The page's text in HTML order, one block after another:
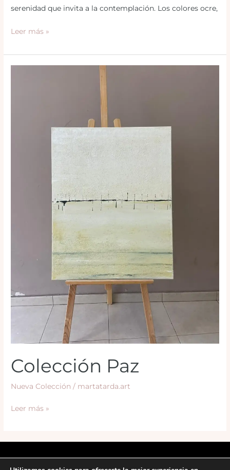
serenidad que invita a la contemplación. Los colores ocre,
Leer más »
Colección Paz
Nueva Colección / martatarda.art
Leer más »